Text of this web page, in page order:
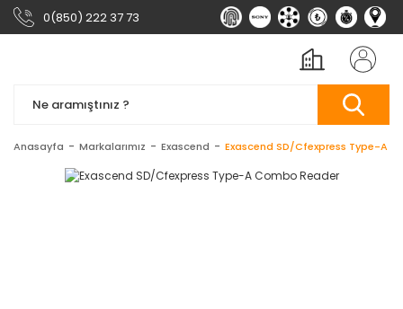
0(850) 222 37 73
Anasayfa Markalarımız Exascend Exascend SD/Cfexpress Type-A